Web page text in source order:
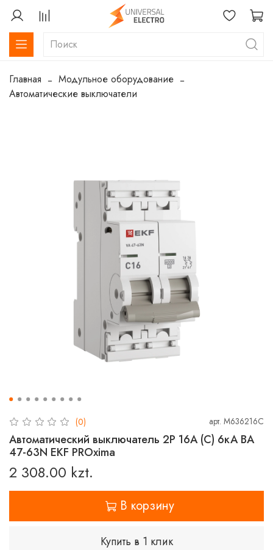
Главная
Модульное оборудование
Автоматические выключатели
(0) арт. M636216C
Автоматический выключатель 2P 16А (C) 6кА ВА
47-63N EKF PROxima
2 308.00 kzt.
В корзину
Купить в 1 клик